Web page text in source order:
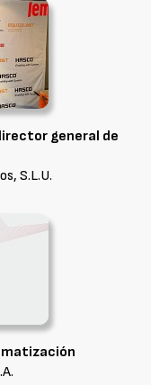
general de
S.L.U.